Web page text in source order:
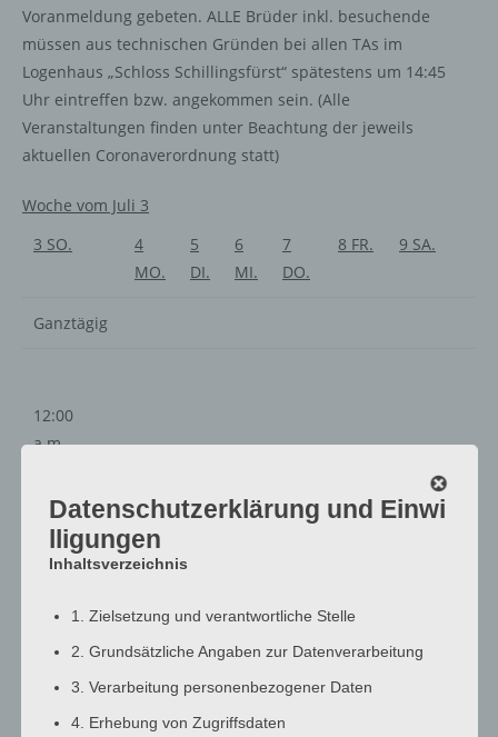
Voranmeldung gebeten. ALLE Brüder inkl. besuchende
müssen aus technischen Gründen bei allen TAs im
Logenhaus „Schloss Schillingsfürst“ spätestens um 14:45
Uhr eintreffen bzw. angekommen sein. (Alle
Veranstaltungen finden unter Beachtung der jeweils
aktuellen Coronaverordnung statt)
Woche vom Juli 3
3 SO.
4
MO.
5
DI.
6
MI.
7
DO.
8 FR. 9 SA.
Ganztägig
12:00
a.m.
a.m.
2:00
a.m.
5:00
a.m.
Datenschutzerklärung und Einwi
lligungen
Inhaltsverzeichnis
1. Zielsetzung und verantwortliche Stelle
2. Grundsätzliche Angaben zur Datenverarbeitung
3. Verarbeitung personenbezogener Daten
4. Erhebung von Zugriffsdaten